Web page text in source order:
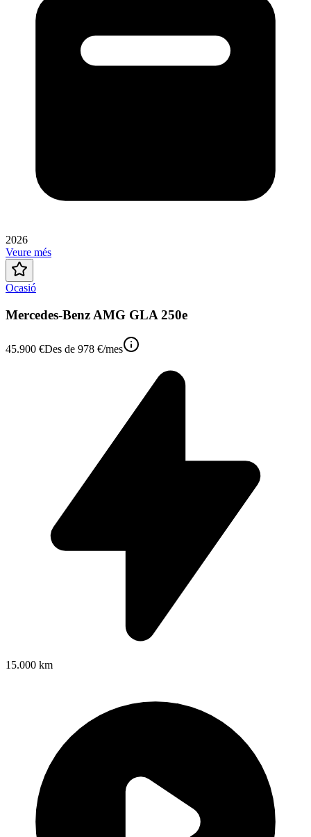
2026
Veure més
Ocasió
Mercedes-Benz AMG GLA 250e
45.900 €Des de 978 €/mes
15.000 km